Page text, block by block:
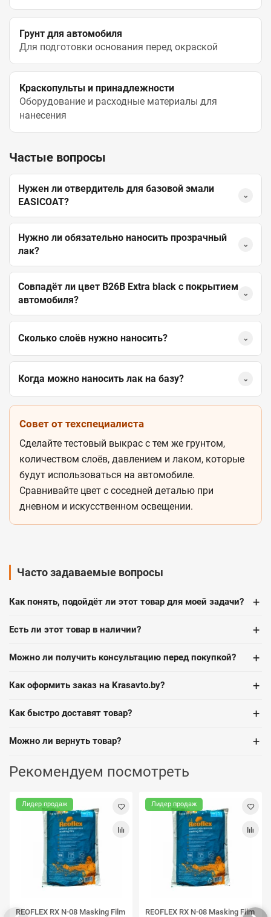
Грунт для автомобиля
Для подготовки основания перед окраской
Краскопульты и принадлежности
Оборудование и расходные материалы для
нанесения
Частые вопросы
Нужен ли отвердитель для базовой эмали
EASICOAT?
⌄
Нужно ли обязательно наносить прозрачный
лак?
⌄
Совпадёт ли цвет B26B Extra black с покрытием
автомобиля?
⌄
Сколько слоёв нужно наносить? ⌄
Когда можно наносить лак на базу? ⌄
Совет от техспециалиста
Сделайте тестовый выкрас с тем же грунтом,
количеством слоёв, давлением и лаком, которые
будут использоваться на автомобиле.
Сравнивайте цвет с соседней деталью при
дневном и искусственном освещении.
Часто задаваемые вопросы
Как понять, подойдёт ли этот товар для моей задачи? +
Есть ли этот товар в наличии? +
Можно ли получить консультацию перед покупкой? +
Как оформить заказ на Krasavto.by? +
Как быстро доставят товар? +
Можно ли вернуть товар? +
Рекомендуем посмотреть
Лидер продаж
REOFLEX RX N-08 Masking Film
Лидер продаж
REOFLEX RX N-08 Masking Film